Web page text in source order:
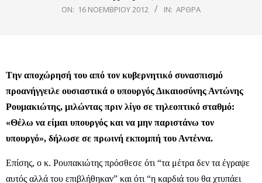
ON: 16 ΝΟΕΜΒΡΊΟΥ 2012 IN: ΆΡΘΡΑ
Tην αποχώρησή του από τον κυβερνητικό συνασπισμό
προανήγγειλε ουσιαστικά ο υπουργός Δικαιοσύνης Αντώνης
Ρουμακιώτης, μιλώντας πριν λίγο σε τηλεοπτικό σταθμό:
«Θέλω να είμαι υπουργός και να μην παριστάνω τον
υπουργό», δήλωσε σε πρωινή εκπομπή του Αντέννα.
Επίσης, ο κ. Ρουπακιώτης πρόσθεσε ότι “τα μέτρα δεν τα έγραψε
αυτός αλλά του επιβλήθηκαν” και ότι “η καρδιά του θα χτυπάει